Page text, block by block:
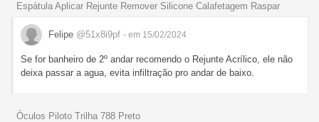
Espátula Aplicar Rejunte Remover Silicone Calafetagem Raspar
Felipe @51x8i9pf - em 15/02/2024
Se for banheiro de 2º andar recomendo o Rejunte Acrílico, ele não
deixa passar a agua, evita infiltração pro andar de baixo.
Óculos Piloto Trilha 788 Preto